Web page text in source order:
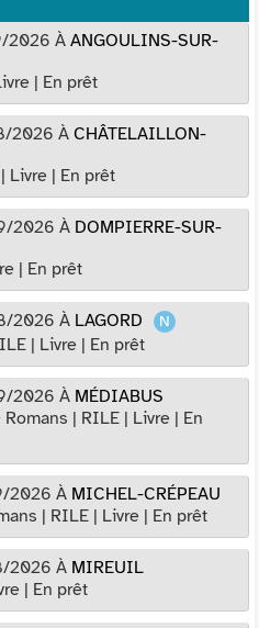
2026 À ANGOULINS-SUR-
| En prêt
2026 À CHÂTELAILLON-
| Livre | En prêt
2026 À DOMPIERRE-SUR-
| En prêt
2026 À LAGORD
| Livre | En prêt
2026 À MÉDIABUS
| RILE | Livre | En
2026 À MICHEL-CRÉPEAU
| RILE | Livre | En prêt
2026 À MIREUIL
| En prêt